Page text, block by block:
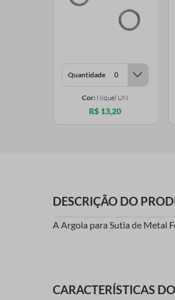
Quantidade
Cor: Niquel UN
R$ 13,20
DESCRIÇÃO DO
A Argola para Sutia de Metal
CARACTERÍSTICAS